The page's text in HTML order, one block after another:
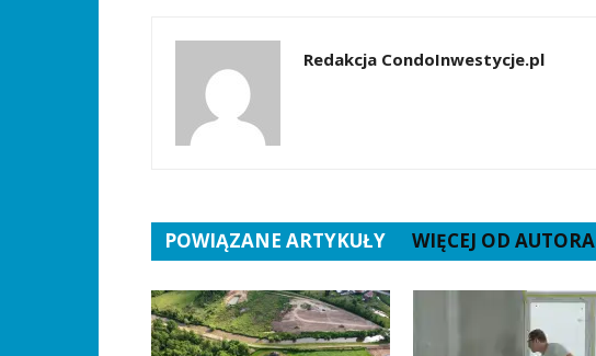
Redakcja CondoInwestycje.pl
POWIĄZANE ARTYKUŁY WIĘCEJ OD AUTORA